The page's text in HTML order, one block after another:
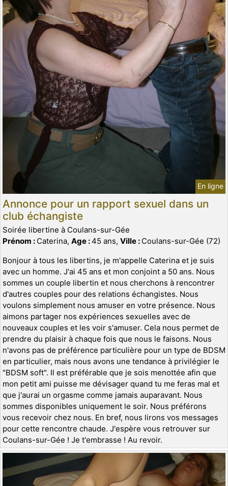
En ligne
Annonce pour un rapport sexuel dans un
club échangiste
Soirée libertine à Coulans-sur-Gée
Prénom : Caterina, Age :45 ans, Ville : Coulans-sur-Gée (72)
Bonjour à tous les libertins, je m'appelle Caterina et je suis
avec un homme. J'ai 45 ans et mon conjoint a 50 ans. Nous
sommes un couple libertin et nous cherchons à rencontrer
d'autres couples pour des relations échangistes. Nous
voulons simplement nous amuser en votre présence. Nous
aimons partager nos expériences sexuelles avec de
nouveaux couples et les voir s'amuser. Cela nous permet de
prendre du plaisir à chaque fois que nous le faisons. Nous
n'avons pas de préférence particulière pour un type de BDSM
en particulier, mais nous avons une tendance à privilégier le
"BDSM soft". Il est préférable que je sois menottée afin que
mon petit ami puisse me dévisager quand tu me feras mal et
que j'aurai un orgasme comme jamais auparavant. Nous
sommes disponibles uniquement le soir. Nous préférons
vous recevoir chez nous. En bref, nous lirons vos messages
pour cette rencontre chaude. J'espère vous retrouver sur
Coulans-sur-Gée ! Je t'embrasse ! Au revoir.